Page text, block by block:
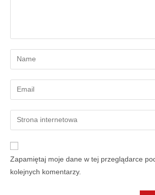
Zapamiętaj moje dane w tej przeglądarce
kolejnych komentarzy.